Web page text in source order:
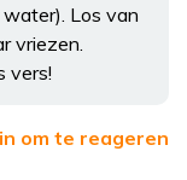
Los van
vriezen.
vers!
om te reageren